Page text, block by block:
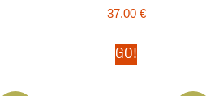
37.00 €
GO!